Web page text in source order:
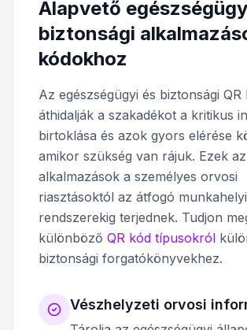
Alapvető
biztonsági
kódokhoz
Az egészségügyi és biztonsági QR
áthidalják a szakadékot a kritikus
birtoklása és azok gyors elérése
amikor szükség van rájuk. Ezek az
alkalmazások a személyes orvosi
riasztásoktól az átfogó
rendszerekig terjednek. Tudjon
különböző QR kód típusokról
biztonsági forgatókönyvekhez.
Vészhelyzeti orvosi